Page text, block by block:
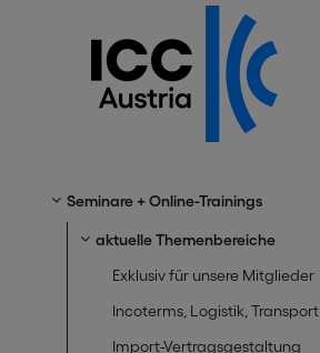
Seminare + Online-Trainings
aktuelle Themenbereiche
Exklusiv für unsere Mitglieder
Incoterms, Logistik, Transport
Import-Vertragsgestaltung